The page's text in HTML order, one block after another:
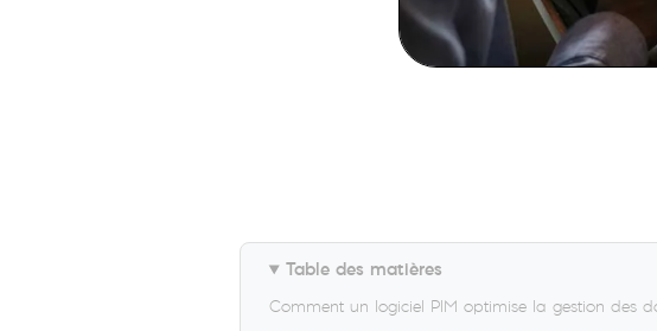
Table des matières
Comment un logiciel PIM optimise la gestion des